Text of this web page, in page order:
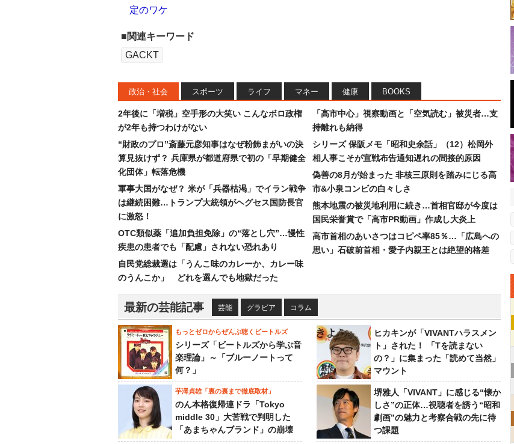
定のワケ
■関連キーワード
GACKT
政治・社会 スポーツ ライフ マネー 健康 BOOKS
2年後に「増税」空手形の大笑い こんなボロ政権
が2年も持つわけがない
“財政のプロ”斎藤元彦知事はなぜ粉飾まがいの決
算見抜けず？ 兵庫県が都道府県で初の「早期健全
化団体」転落危機
軍事大国がなぜ？ 米が「兵器枯渇」でイラン戦争
は継続困難…トランプ大統領がヘグセス国防長官
に激怒！
OTC類似薬「追加負担免除」の“落とし穴”…慢性
疾患の患者でも「配慮」されない恐れあり
自民党総裁選は「うんこ味のカレーか、カレー味
のうんこか」 どれを選んでも地獄だった
「高市中心」視察動画と「空気読む」被災者…支
持離れも納得
シリーズ 保阪メモ「昭和史余話」（12）松岡外
相人事こそが宣戦布告通知遅れの間接的原因
偽善の8月が始まった 非核三原則を踏みにじる高
市&小泉コンビの白々しさ
熊本地震の被災地利用に続き…首相官邸が今度は
国民栄誉賞で「高市PR動画」作成し大炎上
高市首相のあいさつはコピペ率85％…「広島への
思い」石破前首相・愛子内親王とは絶望的格差
最新の芸能記事 芸能 グラビア コラム
もっとゼロからぜんぶ聴くビートルズ
シリーズ「ビートルズから学ぶ音
楽理論」～「ブルーノートって
何？」
ヒカキンが「VIVANTハラスメン
ト」された！ 「Tを読まない
の？」に集まった「読めて当然」
マウント
芋澤貞雄「裏の裏まで徹底取材」
のん本格復帰連ドラ「Tokyo
middle 30」大苦戦で判明した
「あまちゃんブランド」の崩壊
堺雅人「VIVANT」に感じる“懐か
しさ”の正体…視聴者を誘う“昭和
劇画”の魅力と考察合戦の先に待
つ課題